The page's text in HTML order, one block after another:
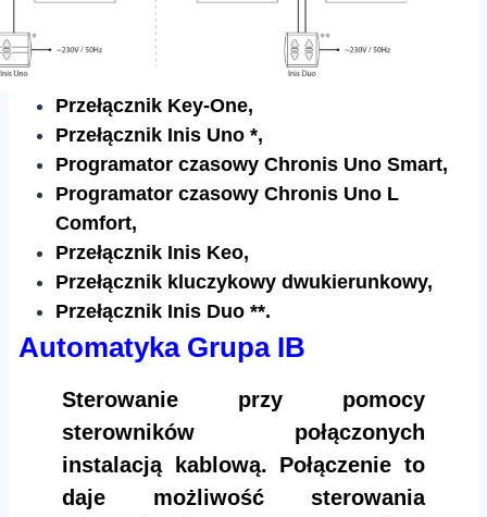
Przełącznik Key-One,
Przełącznik Inis Uno *,
Programator czasowy Chronis Uno Smart,
Programator czasowy Chronis Uno L
Comfort,
Przełącznik Inis Keo,
Przełącznik kluczykowy dwukierunkowy,
Przełącznik Inis Duo **.
Automatyka Grupa IB
Sterowanie przy pomocy
sterowników połączonych
instalacją kablową. Połączenie to
daje możliwość sterowania